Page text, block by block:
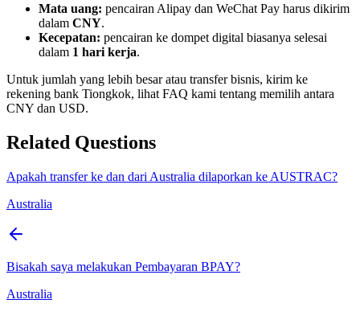
Mata uang: pencairan Alipay dan WeChat Pay harus dikirim
dalam CNY.
Kecepatan: pencairan ke dompet digital biasanya selesai
dalam 1 hari kerja.
Untuk jumlah yang lebih besar atau transfer bisnis, kirim ke
rekening bank Tiongkok, lihat FAQ kami tentang memilih antara
CNY dan USD.
Related Questions
Apakah transfer ke dan dari Australia dilaporkan ke AUSTRAC?
Australia
Bisakah saya melakukan Pembayaran BPAY?
Australia